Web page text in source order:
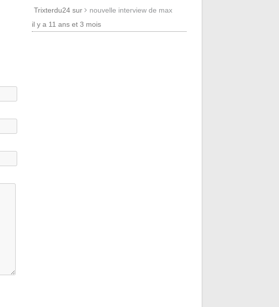
Trixterdu24 sur
nouvelle interview de max
il y a 11 ans et 3 mois